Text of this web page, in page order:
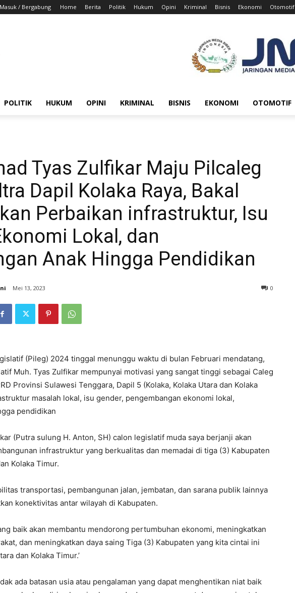
Masuk / Bergabung Home Berita Politik Hukum Opini Kriminal Bisnis Ekonomi Otomotif
POLITIK HUKUM OPINI KRIMINAL BISNIS EKONOMI OTOMOTIF
Tyas Zulfikar Maju Pilcaleg
Dapil Kolaka Raya, Bakal
Perbaikan infrastruktur, Isu
Lokal, dan
Anak Hingga Pendidikan
Mei 13, 2023 0
(Pileg) 2024 tinggal menunggu waktu di bulan Februari mendatang,
Muh. Tyas Zulfikar mempunyai motivasi yang sangat tinggi sebagai Caleg
Provinsi Sulawesi Tenggara, Dapil 5 (Kolaka, Kolaka Utara dan Kolaka
masalah lokal, isu gender, pengembangan ekonomi lokal,
pendidikan
(Putra sulung H. Anton, SH) calon legislatif muda saya berjanji akan
infrastruktur yang berkualitas dan memadai di tiga (3) Kabupaten
Kolaka Timur.
transportasi, pembangunan jalan, jembatan, dan sarana publik lainnya
konektivitas antar wilayah di Kabupaten.
baik akan membantu mendorong pertumbuhan ekonomi, meningkatkan
dan meningkatkan daya saing Tiga (3) Kabupaten yang kita cintai ini
dan Kolaka Timur.’
ada batasan usia atau pengalaman yang dapat menghentikan niat baik